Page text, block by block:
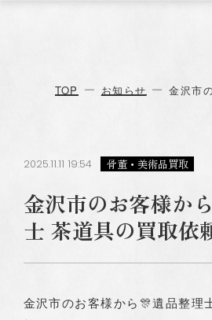
TOP お知らせ 金沢市
2025.11.11 19:54 骨董・美術品買取
金沢市のお客様か
士 茶道具の買取依
金沢市のお客様から🎊遺品整理